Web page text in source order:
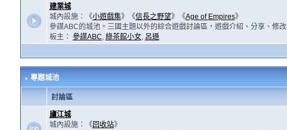
建業城
城內設施：《小遊戲集》《信長之野望》《Age of Empires》
參謀ABC的城池。三國主題以外的綜合遊戲討論區，遊戲介紹、分享、修改
板主： 參謀ABC, 綠茶館小女, 呂遜
專題城池
討論區
廬江城
城內設施：《回收站》